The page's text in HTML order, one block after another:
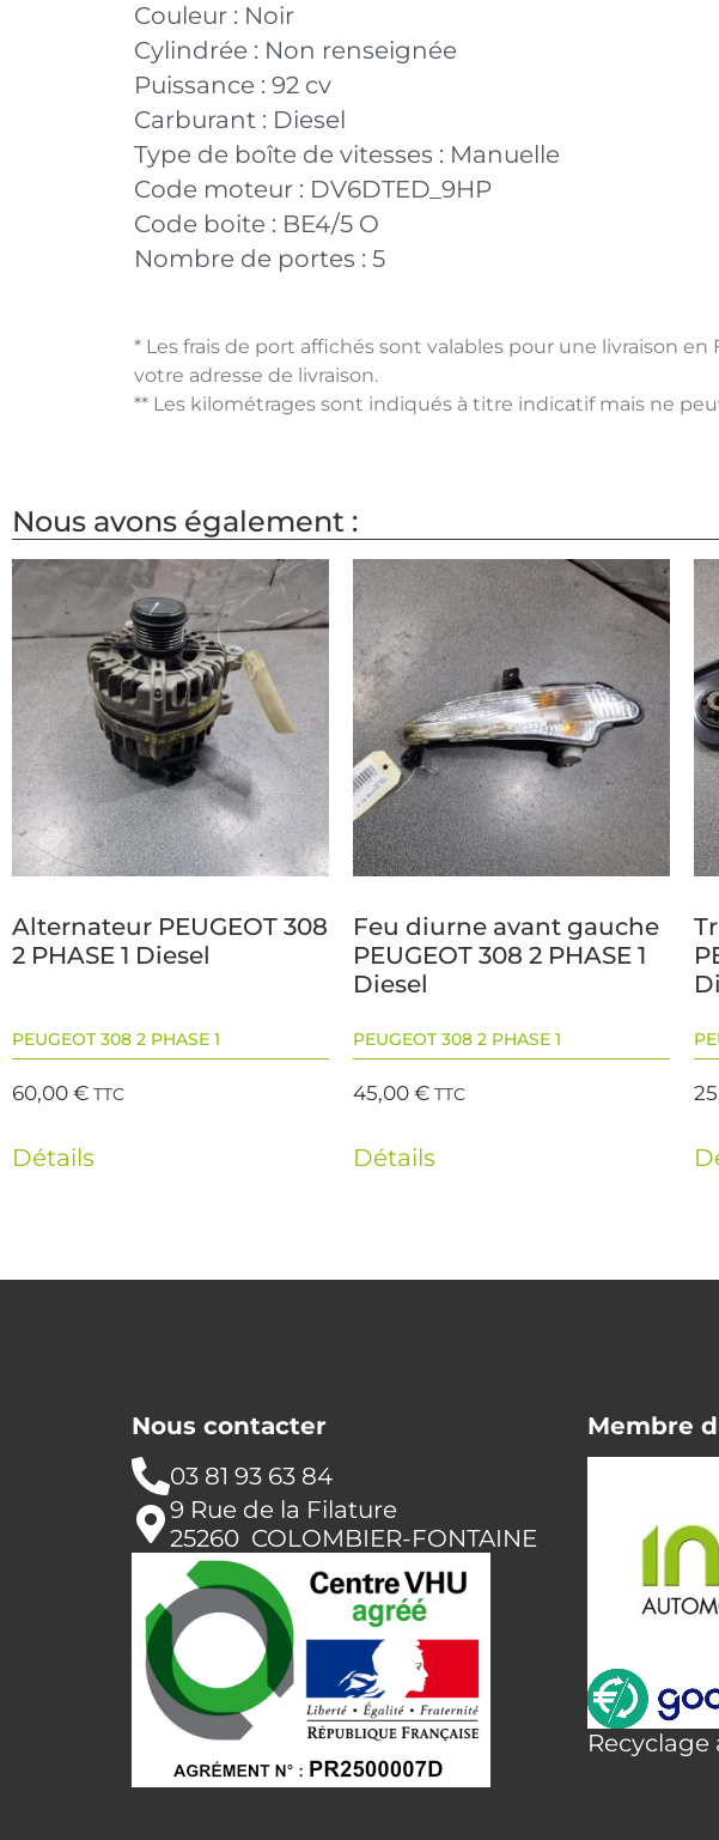
Couleur : Noir
Cylindrée : Non renseignée
Puissance : 92 cv
Carburant : Diesel
Type de boîte de vitesses : Manuelle
Code moteur : DV6DTED_9HP
Code boite : BE4/5 O
Nombre de portes : 5
* Les frais de port affichés sont valables pour une livraison
votre adresse de livraison.
** Les kilométrages sont indiqués à titre indicatif mais ne
Nous avons également :
Alternateur PEUGEOT 308
2 PHASE 1 Diesel
PEUGEOT 308 2 PHASE 1
60,00€ TTC
Détails
Feu diurne avant gauche
PEUGEOT 308 2 PHASE 1
Diesel
PEUGEOT 308 2 PHASE 1
45,00€ TTC
Détails
Nous contacter
03 81 93 63 84
9 Rue de la Filature
25260 COLOMBIER-FONTAINE
Membre